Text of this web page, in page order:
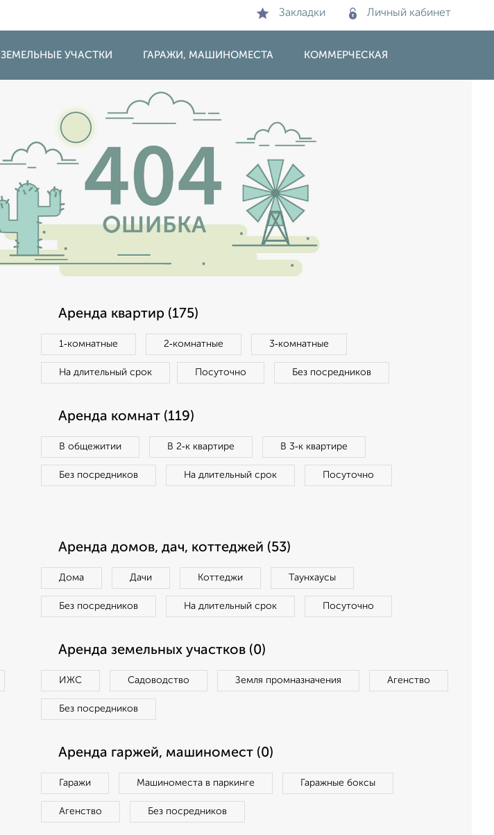
Закладки Личный кабинет
ЗЕМЕЛЬНЫЕ УЧАСТКИ ГАРАЖИ, МАШИНОМЕСТА КОММЕРЧЕСКАЯ
Аренда квартир (175)
1‑комнатные 2‑комнатные 3‑комнатные
На длительный срок Посуточно Без посредников
Аренда комнат (119)
В общежитии В 2‑к квартире В 3‑к квартире
Без посредников На длительный срок Посуточно
Аренда домов, дач, коттеджей (53)
Дома Дачи Коттеджи Таунхаусы
Без посредников На длительный срок Посуточно
Аренда земельных участков (0)
ИЖС Садоводство Земля промназначения Агенство
Без посредников
Аренда гаржей, машиномест (0)
Гаражи Машиноместа в паркинге Гаражные боксы
Агенство Без посредников